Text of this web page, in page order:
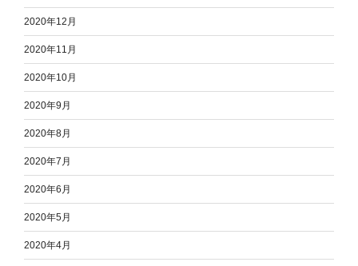
2020年12月
2020年11月
2020年10月
2020年9月
2020年8月
2020年7月
2020年6月
2020年5月
2020年4月